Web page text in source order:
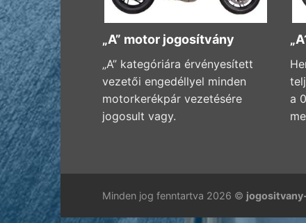
„A” motor jogosítvány
„A” kategóriára érvényesített
vezetői engedéllyel minden
motorkerékpár vezetésére
jogosult vagy.
a
Minden jog fenntartva 2026 ©